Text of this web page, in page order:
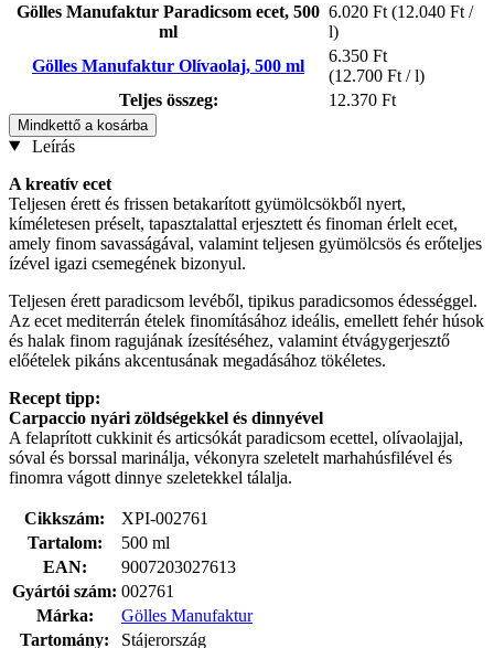
Gölles Manufaktur Paradicsom ecet, 500
ml
6.020 Ft (12.040 Ft /
l)
Gölles Manufaktur Olívaolaj, 500 ml
6.350 Ft
(12.700 Ft / l)
Teljes összeg:
12.370 Ft
Mindkettő a kosárba
Leírás
A kreatív ecet
Teljesen érett és frissen betakarított gyümölcsökből nyert,
kíméletesen préselt, tapasztalattal erjesztett és finoman érlelt ecet,
amely finom savasságával, valamint teljesen gyümölcsös és erőteljes
ízével igazi csemegének bizonyul.
Teljesen érett paradicsom levéből, tipikus paradicsomos édességgel.
Az ecet mediterrán ételek finomításához ideális, emellett fehér húsok
és halak finom ragujának ízesítéséhez, valamint étvágygerjesztő
előételek pikáns akcentusának megadásához tökéletes.
Recept tipp:
Carpaccio nyári zöldségekkel és dinnyével
A felaprított cukkinit és articsókát paradicsom ecettel, olívaolajjal,
sóval és borssal marinálja, vékonyra szeletelt marhahúsfilével és
finomra vágott dinnye szeletekkel tálalja.
Cikkszám:
XPI-002761
Tartalom:
500 ml
EAN:
9007203027613
Gyártói szám: 002761
Márka:
Gölles Manufaktur
Tartomány:
Stájerország